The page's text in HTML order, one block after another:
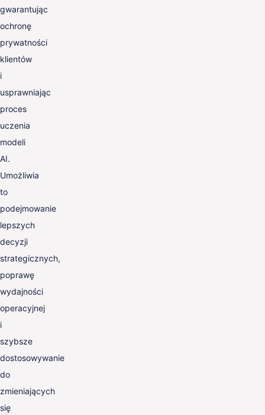
gwarantując
ochronę
prywatności
klientów
i
usprawniając
proces
uczenia
modeli
AI.
Umożliwia
to
podejmowanie
lepszych
decyzji
strategicznych,
poprawę
wydajności
operacyjnej
i
szybsze
dostosowywanie
do
zmieniających
się